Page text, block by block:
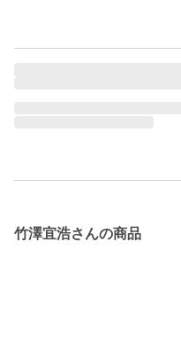
竹澤宜浩さんの商品